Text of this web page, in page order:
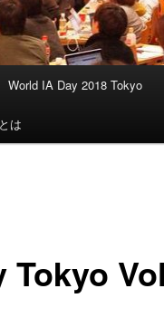
World IA Day 2018 Tokyo
は